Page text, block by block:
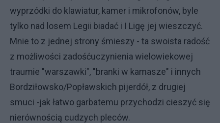
wyprzódki do klawiatur, kamer i mikrofonów, byle
tylko nad losem Legii biadać i I Ligę jej wieszczyć.
Mnie to z jednej strony śmieszy - ta swoista radość
z możliwości zadośćuczynienia wielowiekowej
traumie "warszawki", "branki w kamasze" i innych
Bordziłowsko/Popławskich pijerdół, z drugiej
smuci -jak łatwo garbatemu przychodzi cieszyć się
nierównością cudzych pleców.